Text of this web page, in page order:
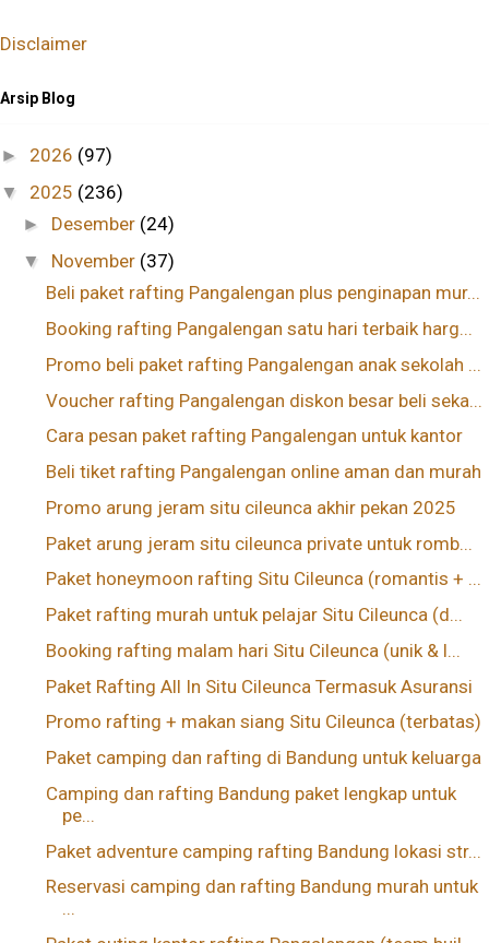
Disclaimer
Arsip Blog
► 2026 (97)
▼ 2025 (236)
► Desember (24)
▼ November (37)
Beli paket rafting Pangalengan plus penginapan mur...
Booking rafting Pangalengan satu hari terbaik harg...
Promo beli paket rafting Pangalengan anak sekolah ...
Voucher rafting Pangalengan diskon besar beli seka...
Cara pesan paket rafting Pangalengan untuk kantor
Beli tiket rafting Pangalengan online aman dan murah
Promo arung jeram situ cileunca akhir pekan 2025
Paket arung jeram situ cileunca private untuk romb...
Paket honeymoon rafting Situ Cileunca (romantis + ...
Paket rafting murah untuk pelajar Situ Cileunca (d...
Booking rafting malam hari Situ Cileunca (unik & l...
Paket Rafting All In Situ Cileunca Termasuk Asuransi
Promo rafting + makan siang Situ Cileunca (terbatas)
Paket camping dan rafting di Bandung untuk keluarga
Camping dan rafting Bandung paket lengkap untuk
pe...
Paket adventure camping rafting Bandung lokasi str...
Reservasi camping dan rafting Bandung murah untuk
...